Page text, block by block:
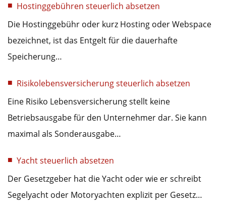
Hostinggebühren steuerlich absetzen
Die Hostinggebühr oder kurz Hosting oder Webspace
bezeichnet, ist das Entgelt für die dauerhafte
Speicherung…
Risikolebensversicherung steuerlich absetzen
Eine Risiko Lebensversicherung stellt keine
Betriebsausgabe für den Unternehmer dar. Sie kann
maximal als Sonderausgabe…
Yacht steuerlich absetzen
Der Gesetzgeber hat die Yacht oder wie er schreibt
Segelyacht oder Motoryachten explizit per Gesetz…